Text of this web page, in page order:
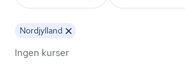
Nordjylland
Ingen kurser